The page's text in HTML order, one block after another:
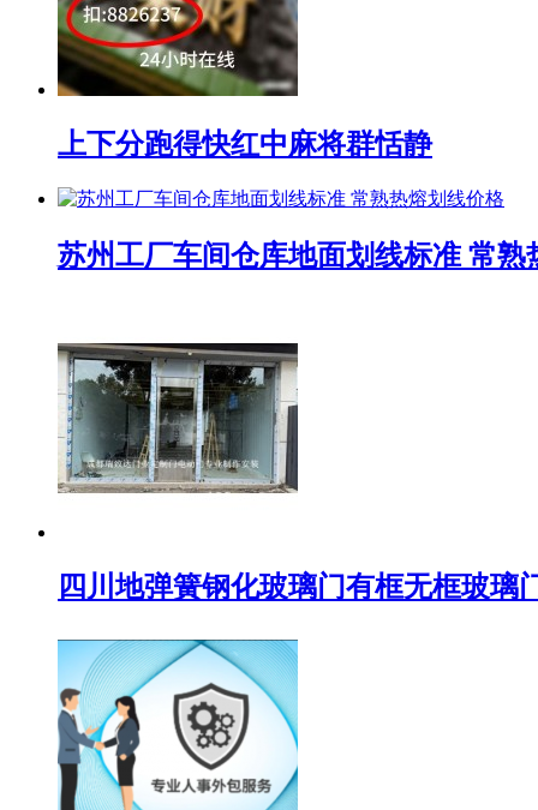
上下分跑得快红中麻将群恬静
苏州工厂车间仓库地面划线标准 常熟
四川地弹簧钢化玻璃门有框无框玻璃